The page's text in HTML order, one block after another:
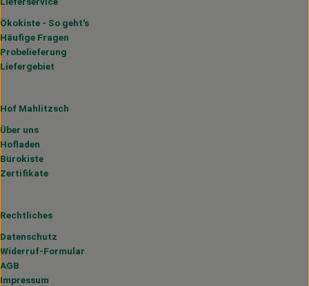
Ökokiste - So geht's
Häufige Fragen
Probelieferung
Liefergebiet
Hof Mahlitzsch
Über uns
Hofladen
Bürokiste
Zertifikate
Rechtliches
Datenschutz
Widerruf-Formular
AGB
Impressum